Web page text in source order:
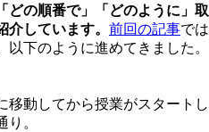
どの順番で」「どのように」取
介しています。 前回の記事では
以下のように進めてきました。
移動してから授業がスタートし
。